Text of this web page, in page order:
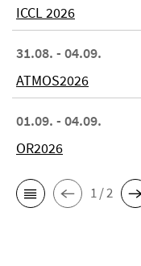
ICCL 2026
31.08. - 04.09.
ATMOS2026
01.09. - 04.09.
OR2026
1 / 2